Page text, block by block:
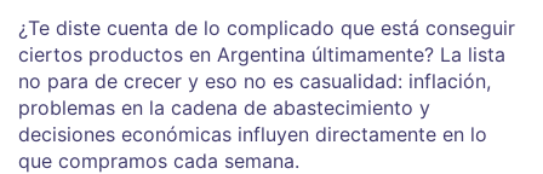
¿Te diste cuenta de lo complicado que está conseguir
ciertos productos en Argentina últimamente? La lista
no para de crecer y eso no es casualidad: inflación,
problemas en la cadena de abastecimiento y
decisiones económicas influyen directamente en lo
que compramos cada semana.